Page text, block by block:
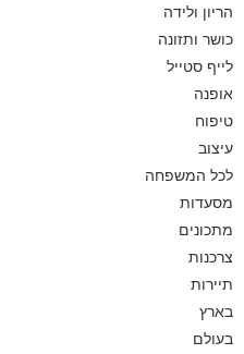
הריון ולידה
כושר ותזונה
לייף סטייל
אופנה
טיפוח
עיצוב
לכל המשפחה
מסעדות
מתכונים
צרכנות
תיירות
בארץ
בעולם